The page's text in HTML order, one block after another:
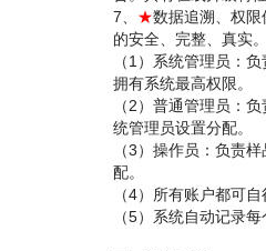
7、 ★数据追溯、权
的安全、完整、真实。
（1）系统管理员：
拥有系统最高权限。
（2）普通管理员：
统管理员设置分配。
（3）操作员：负责
配。
（4）所有账户都可
（5）系统自动记录